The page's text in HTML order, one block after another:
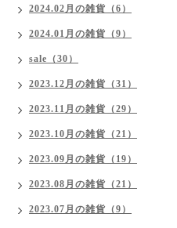
2024.02月の雑貨（6）
2024.01月の雑貨（9）
sale（30）
2023.12月の雑貨（31）
2023.11月の雑貨（29）
2023.10月の雑貨（21）
2023.09月の雑貨（19）
2023.08月の雑貨（21）
2023.07月の雑貨（9）